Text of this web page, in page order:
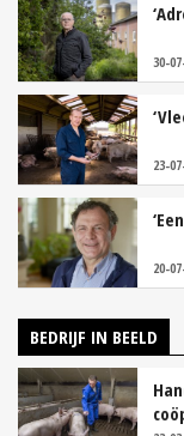
30-
23-
20-
BEDRIJF IN BEELD